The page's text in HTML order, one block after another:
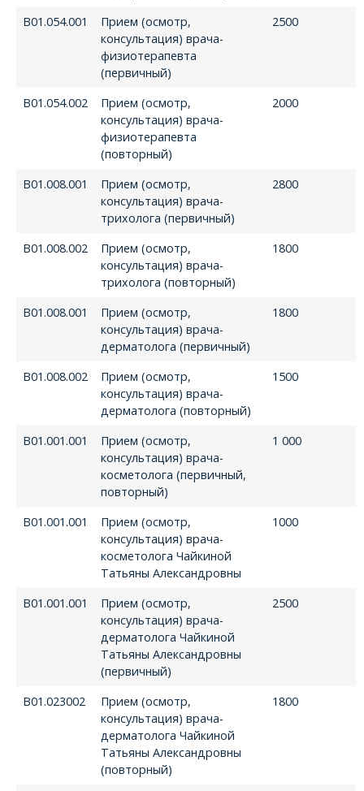
В01.054.001
Прием (осмотр,
консультация) врача-
физиотерапевта
(первичный)
2500
В01.054.002
Прием (осмотр,
консультация) врача-
физиотерапевта
(повторный)
2000
В01.008.001
Прием (осмотр,
консультация) врача-
трихолога (первичный)
2800
В01.008.002
Прием (осмотр,
консультация) врача-
трихолога (повторный)
1800
В01.008.001
Прием (осмотр,
консультация) врача-
дерматолога (первичный)
1800
В01.008.002
Прием (осмотр,
консультация) врача-
дерматолога (повторный)
1500
В01.001.001
Прием (осмотр,
консультация) врача-
косметолога (первичный,
повторный)
1 000
В01.001.001
Прием (осмотр,
консультация) врача-
косметолога Чайкиной
Татьяны Александровны
1000
В01.001.001
Прием (осмотр,
консультация) врача-
дерматолога Чайкиной
Татьяны Александровны
(первичный)
2500
В01.023002
Прием (осмотр,
консультация) врача-
дерматолога Чайкиной
Татьяны Александровны
(повторный)
1800